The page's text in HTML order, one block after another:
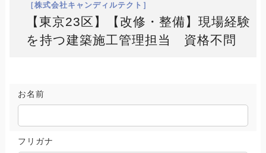
［株式会社キャンディルテクト］
【東京23区】【改修・整備】現場経験
を持つ建築施工管理担当 資格不問
お名前
フリガナ